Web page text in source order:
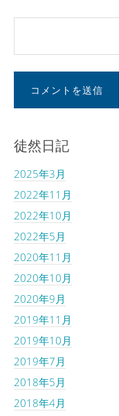
徒然日記
2025年3月
2022年11月
2022年10月
2022年5月
2020年11月
2020年10月
2020年9月
2019年11月
2019年10月
2019年7月
2018年5月
2018年4月